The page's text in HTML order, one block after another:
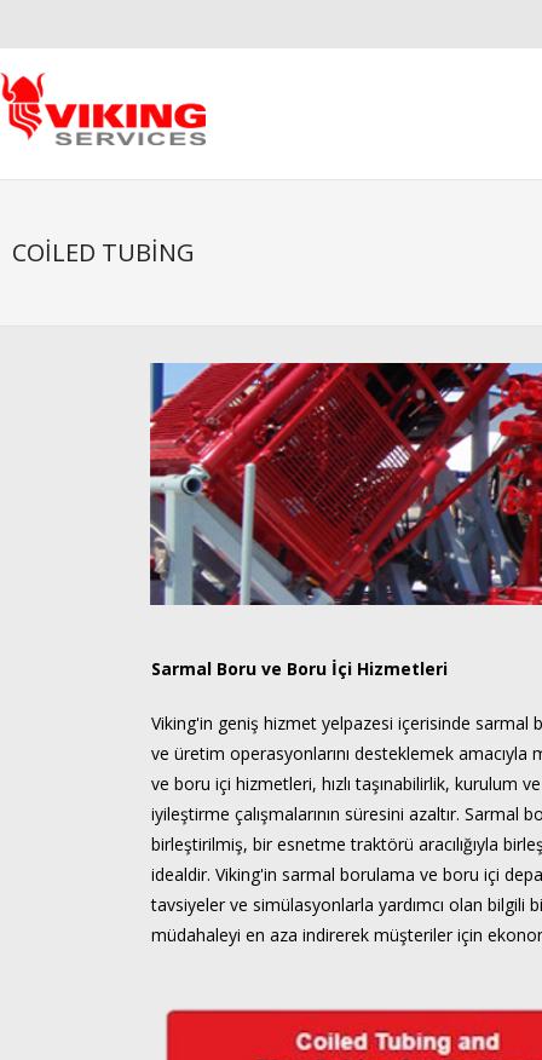
COILED TUBING
Sarmal Boru ve Boru İçi Hizmetleri
Viking'in geniş hizmet yelpazesi içerisinde sarmal
ve üretim operasyonlarını desteklemek
ve boru içi hizmetleri, hızlı taşınabilirlik,
iyileştirme çalışmalarının süresini azaltır. Sarmal
birleştirilmiş, bir esnetme traktörü aracılığıyla
idealdir. Viking'in sarmal borulama ve boru içi
tavsiyeler ve simülasyonlarla yardımcı olan bilgili
müdahaleyi en aza indirerek müşteriler için